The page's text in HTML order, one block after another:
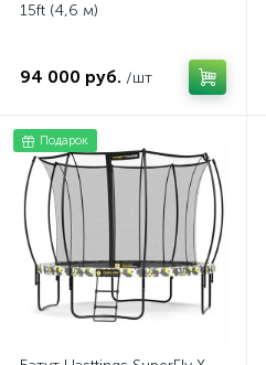
15ft (4,6 м)
94 000 руб. /шт
Подарок